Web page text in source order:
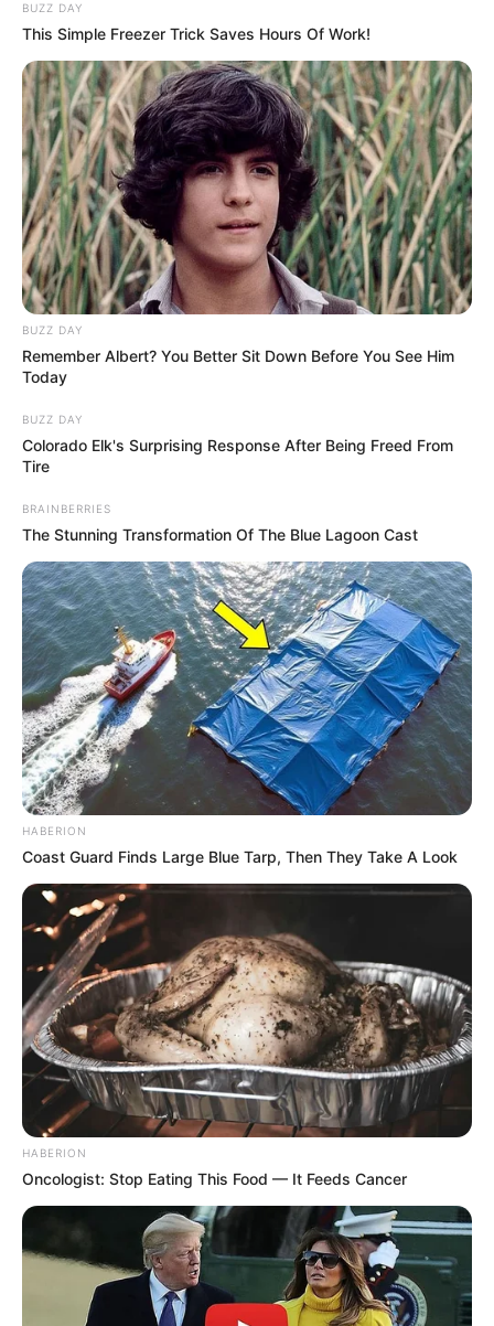
BUZZ DAY
This Simple Freezer Trick Saves Hours Of Work!
BUZZ DAY
Remember Albert? You Better Sit Down Before You See Him
Today
BUZZ DAY
Colorado Elk's Surprising Response After Being Freed From
Tire
BRAINBERRIES
The Stunning Transformation Of The Blue Lagoon Cast
HABERION
Coast Guard Finds Large Blue Tarp, Then They Take A Look
HABERION
Oncologist: Stop Eating This Food — It Feeds Cancer